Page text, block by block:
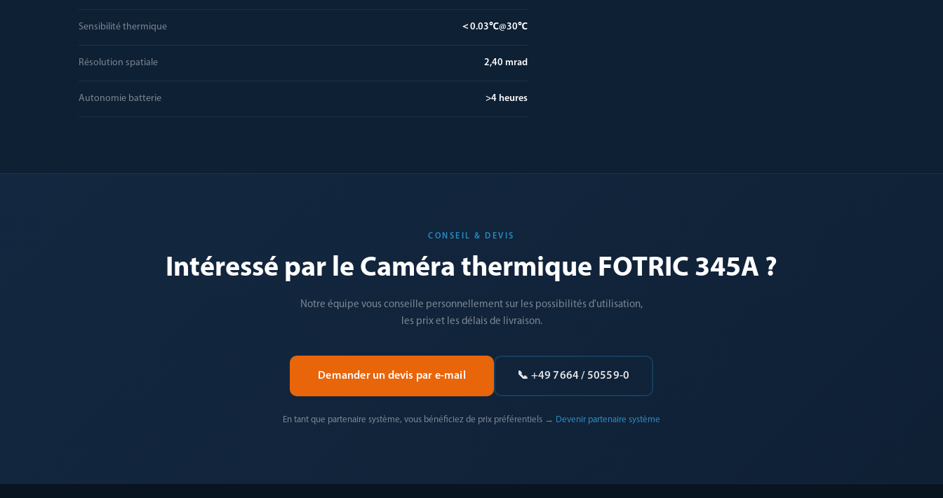
Sensibilité thermique ＜0.03℃@30℃
Résolution spatiale 2,40 mrad
Autonomie batterie >4 heures
CONSEIL & DEVIS
Intéressé par le Caméra thermique FOTRIC 345A ?
Notre équipe vous conseille personnellement sur les possibilités d'utilisation,
les prix et les délais de livraison.
Demander un devis par e-mail 📞 +49 7664 / 50559-0
En tant que partenaire système, vous bénéficiez de prix préférentiels → Devenir partenaire système